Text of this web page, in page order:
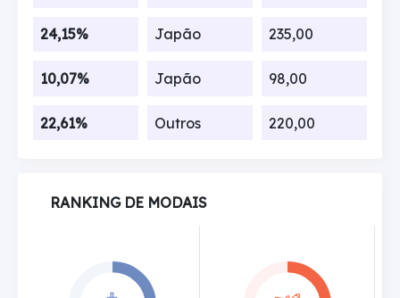
24,15% Japão 235,00
10,07% Japão 98,00
22,61% Outros 220,00
RANKING DE MODAIS